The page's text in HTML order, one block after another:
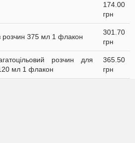
174.00
грн
розчин 375 мл 1 флакон
301.70
грн
розчин для
мл 1 флакон
365.50
грн